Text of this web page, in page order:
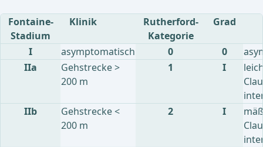
Fontaine-
Stadium
Klinik
Rutherford-
Kategorie
Grad
I asymptomatisch 0 0
IIa
Gehstrecke >
200 m
1 I
IIb
Gehstrecke <
200 m
2 I